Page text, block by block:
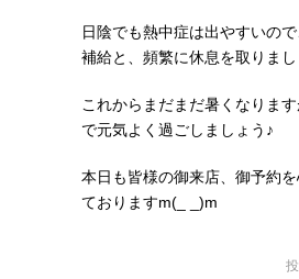
日陰でも熱中症は出やすいの
補給と、頻繁に休息を取りまし
これからまだまだ暑くなりま
で元気よく過ごしましょう♪
本日も皆様の御来店、御予約
ておりますm(_ _)m